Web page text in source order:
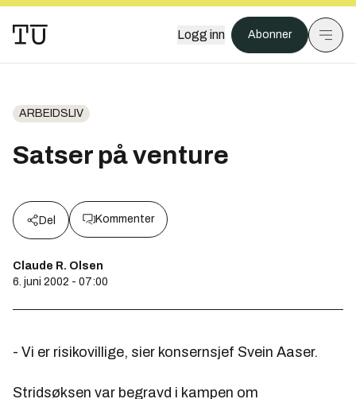
Logg inn Abonner
ARBEIDSLIV
Satser på venture
Del Kommenter
Claude R. Olsen
6. juni 2002 - 07:00
- Vi er risikovillige, sier konsernsjef Svein Aaser.
Stridsøksen var begravd i kampen om